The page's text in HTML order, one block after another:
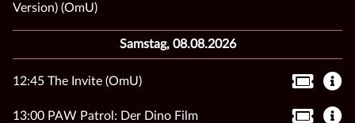
Version) (OmU)
Samstag, 08.08.2026
12:45 The Invite (OmU)
13:00 PAW Patrol: Der Dino Film